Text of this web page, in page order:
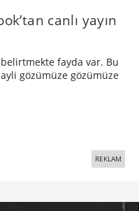
canlı yayın
fayda var. Bu
gözümüze gözümüze
REKLAM